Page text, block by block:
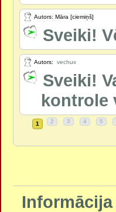
Autors: Māra [ciemiņš]
Sveiki!
Autors: vechux
Sveiki!
kontrole
1 2 3 4 5